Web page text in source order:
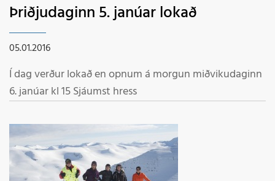
Þriðjudaginn 5. janúar lokað
05.01.2016
Í dag verður lokað en opnum á morgun miðvikudaginn
6. janúar kl 15 Sjáumst hress